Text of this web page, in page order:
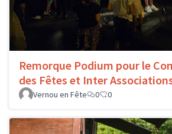
Remorque Podium pour le
des Fêtes et Inter
Vernou en Fête
0 0